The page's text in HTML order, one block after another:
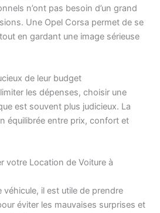
n’ont pas besoin d’un grand
Une Opel Corsa permet de se
en gardant une image sérieuse
de leur budget
les dépenses, choisir une
est souvent plus judicieux. La
équilibrée entre prix, confort et
votre Location de Voiture à
il est utile de prendre
éviter les mauvaises surprises et